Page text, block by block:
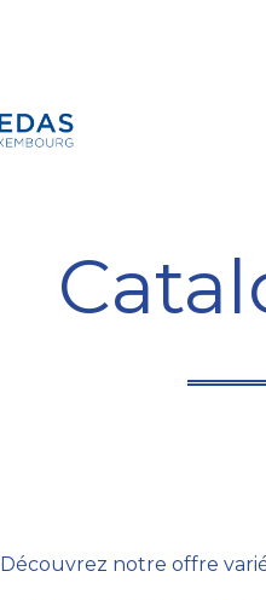
Découvrez notre offre